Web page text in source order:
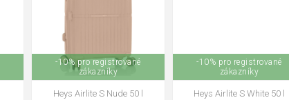
-10% pro registrované
zákazníky
Heys Airlite S Nude 50 l
-10% pro registrované
zákazníky
Heys Airlite S White 50 l